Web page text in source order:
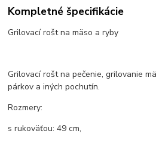
Kompletné špecifikácie
Grilovací rošt na mäso a ryby
Grilovací rošt na pečenie, grilovanie
párkov a iných pochutín.
Rozmery:
s rukoväťou: 49 cm,